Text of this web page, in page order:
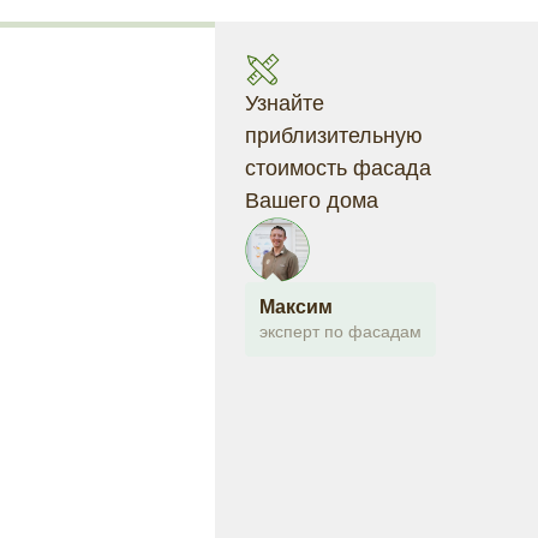
Узнайте
приблизительную
стоимость фасада
Вашего дома
Максим
эксперт по фасадам